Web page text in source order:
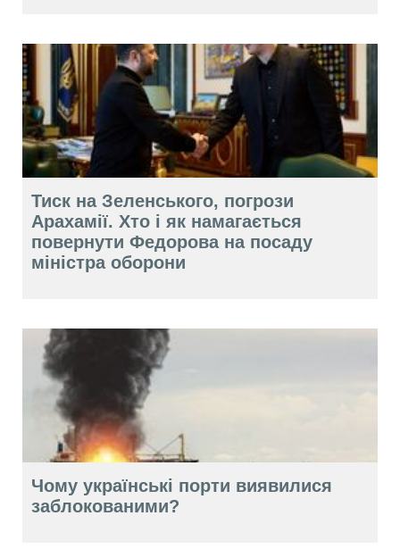
Тиск на Зеленського, погрози
Арахамії. Хто і як намагається
повернути Федорова на посаду
міністра оборони
Чому українські порти виявилися
заблокованими?